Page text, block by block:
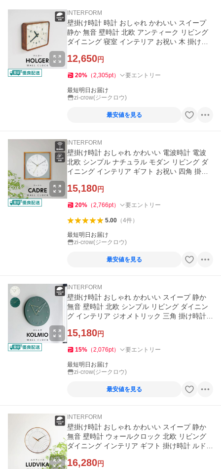
INTERFORM
壁掛け時計 時計 おしゃれ かわいい スイープ
静か 無音 壁時計 北欧 アンティーク リビング
ダイニング 寝室 インテリア お祝い 木 掛け時
12,650円
20% （2,305pt） 要エントリー
最短明日お届け
zi-crow(ジークロウ)
最安値を見る
INTERFORM
壁掛け時計 おしゃれ かわいい 電波時計 電波
北欧 シンプル ナチュラル モダン リビング ダ
イニング インテリア ギフト お祝い 四角 掛け
15,180円
20% （2,766pt） 要エントリー
5.00（4件）
最短明日お届け
zi-crow(ジークロウ)
最安値を見る
INTERFORM
壁掛け時計 おしゃれ かわいい スイープ 静か
無音 壁時計 北欧 シンプル リビング ダイニン
グ インテリア ジオメトリック 三角 掛け時計
15,180円
15% （2,076pt） 要エントリー
最短明日お届け
zi-crow(ジークロウ)
最安値を見る
INTERFORM
壁掛け時計 おしゃれ かわいい スイープ 静か
無音 壁時計 ウォールクロック 北欧 リビング
ダイニング インテリア ギフト 掛け時計 ルドヴ
16,280円